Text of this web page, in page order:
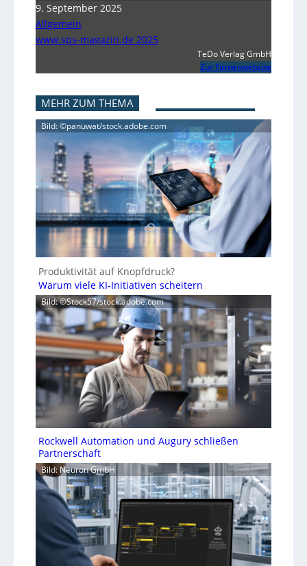
9. September 2025
Allgemein
www.sps-magazin.de 2025
TeDo Verlag GmbH
Zur Firmenwebsite
MEHR ZUM THEMA
Bild: ©panuwat/stock.adobe.com
Produktivität auf Knopfdruck?
Warum viele KI-Initiativen scheitern
Bild: ©Stock57/stock.adobe.com
Rockwell Automation und Augury schließen
Partnerschaft
Bild: Neuron GmbH